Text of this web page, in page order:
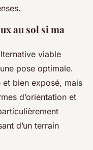
au sol si ma
viable
pose optimale.
et bien exposé, mais
d’orientation et
d’un terrain